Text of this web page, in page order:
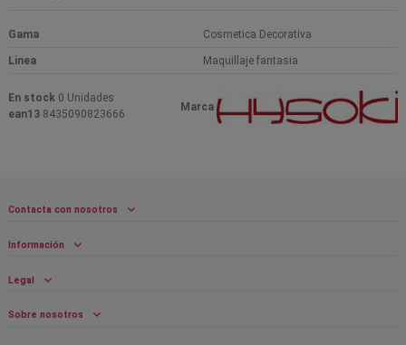
Gama Cosmetica Decorativa
Linea Maquillaje fantasia
Marca
En stock 0 Unidades
ean13 8435090823666
Contacta con nosotros
Información
Legal
Sobre nosotros